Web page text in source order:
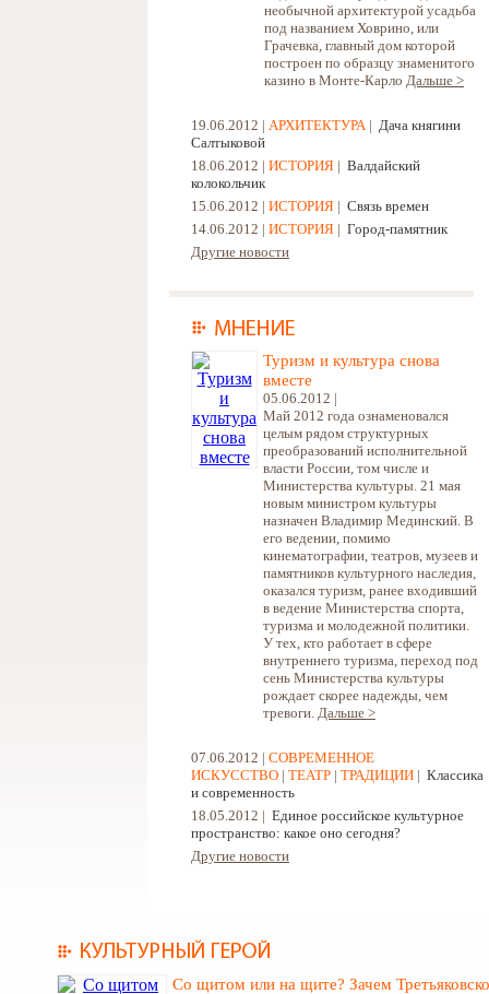
необычной архитектурой усадьба
под названием Ховрино, или
Грачевка, главный дом которой
построен по образцу знаменитого
казино в Монте-Карло Дальше >
19.06.2012 | АРХИТЕКТУРА| Дача княгини
Cалтыковой
18.06.2012 | ИСТОРИЯ | Валдайский
колокольчик
15.06.2012 | ИСТОРИЯ | Связь времен
14.06.2012 | ИСТОРИЯ | Город-памятник
Другие новости
Туризм и культура снова
вместе
05.06.2012 |
Май 2012 года ознаменовался
целым рядом структурных
преобразований исполнительной
власти России, том числе и
Министерства культуры. 21 мая
новым министром культуры
назначен Владимир Мединский. В
его ведении, помимо
кинематографии, театров, музеев и
памятников культурного наследия,
оказался туризм, ранее входивший
в ведение Министерства спорта,
туризма и молодежной политики.
У тех, кто работает в сфере
внутреннего туризма, переход под
сень Министерства культуры
рождает скорее надежды, чем
тревоги. Дальше >
07.06.2012 | СОВРЕМЕННОЕ
ИСКУССТВО | ТЕАТР | ТРАДИЦИИ | Классика
и современность
18.05.2012 | Единое российское культурное
пространство: какое оно сегодня?
Другие новости
Со щитом или на щите? Зачем